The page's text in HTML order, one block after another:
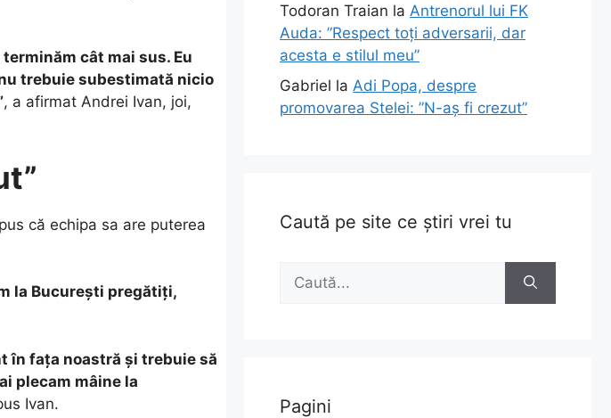
cât mai sus. Eu
trebuie subestimată nicio
, a afirmat Andrei Ivan, joi,
că echipa sa are puterea
la Bucureşti pregătiţi,
în faţa noastră şi trebuie să
plecam mâine la
Ivan.
Todoran Traian la Antrenorul lui FK
Auda: ”Respect toți adversarii, dar
acesta e stilul meu”
Gabriel la Adi Popa, despre
promovarea Stelei: ”N-aș fi crezut”
Caută pe site ce știri vrei tu
după:
Pagini